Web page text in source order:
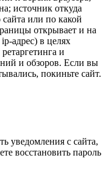
источник откуда
сайта или по какой
открывает и на
адрес) в целях
и
и обзоров. Если вы
покиньте сайт.
уведомления с сайта,
восстановить пароль